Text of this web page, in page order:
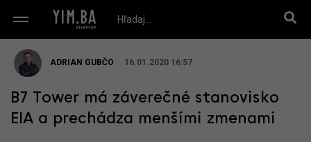
ADRIAN GUBČO 16.01.2020 16:57
B7 Tower má záverečné stanovisko
EIA a prechádza menšími zmenami